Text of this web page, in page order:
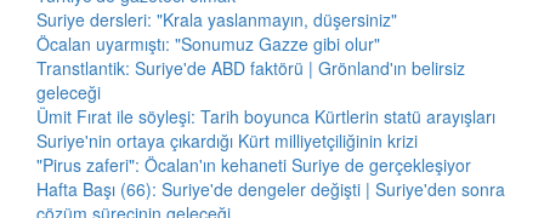
Suriye dersleri: "Krala yaslanmayın, düşersiniz"
Öcalan uyarmıştı: "Sonumuz Gazze gibi olur"
Transtlantik: Suriye'de ABD faktörü | Grönland'ın belirsiz
geleceği
Ümit Fırat ile söyleşi: Tarih boyunca Kürtlerin statü arayışları
Suriye'nin ortaya çıkardığı Kürt milliyetçiliğinin krizi
"Pirus zaferi": Öcalan'ın kehaneti Suriye de gerçekleşiyor
Hafta Başı (66): Suriye'de dengeler değişti | Suriye'den sonra
çözüm sürecinin geleceği